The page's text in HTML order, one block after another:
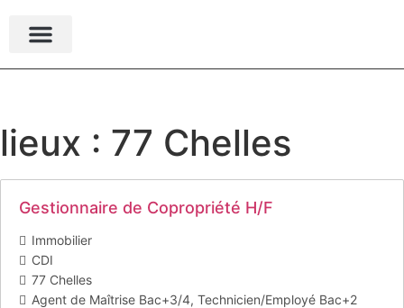
lieux : 77 Chelles
Gestionnaire de Copropriété H/F
Immobilier
CDI
77 Chelles
Agent de Maîtrise Bac+3/4 Technicien/Employé Bac+2